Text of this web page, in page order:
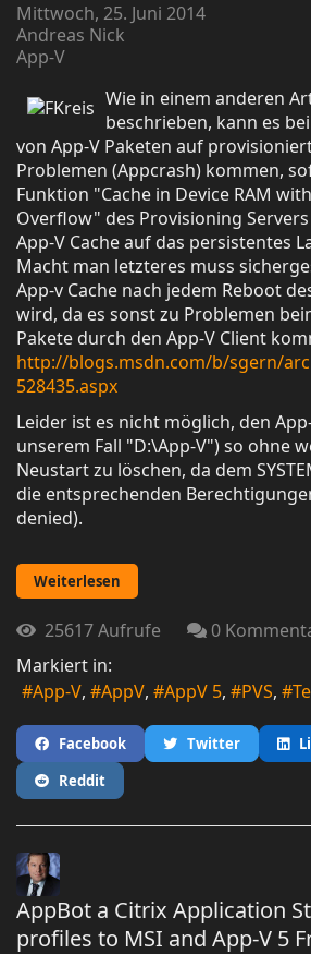
Mittwoch, 25. Juni 2014
Andreas Nick
App-V
Wie in einem anderen
beschrieben, kann es
von App-V Paketen auf
Problemen (Appcrash) kommen,
Funktion "Cache in Device RAM
Overflow" des Provisioning
App-V Cache auf das persistentes
Macht man letzteres muss
App-v Cache nach jedem Reboot
wird, da es sonst zu Problemen
Pakete durch den App-V Client
http://blogs.msdn.com/b/sgern/
528435.aspx
Leider ist es nicht möglich, den
unserem Fall "D:\App-V") so ohne
Neustart zu löschen, da dem
die entsprechenden
denied).
Weiterlesen
25617 Aufrufe
0
Markiert in:
App-V
AppV AppV 5 PVS
Facebook Twitter
Reddit
AppBot a Citrix Application
profiles to MSI and App-V 5